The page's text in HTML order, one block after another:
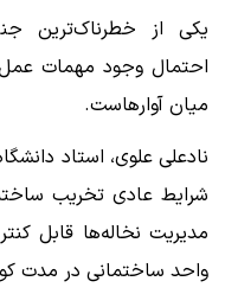
یکی از خطرناک‌ترین
احتمال وجود مهمات
میان آوارهاست.
نادعلی علوی، استاد
شرایط عادی تخریب
مدیریت نخاله‌ها قابل
واحد ساختمانی در مدت